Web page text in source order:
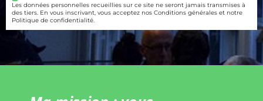
Les données personnelles recueillies sur ce site ne seront jamais transmises à
des tiers. En vous inscrivant, vous acceptez nos Conditions générales et notre
Politique de confidentialité.